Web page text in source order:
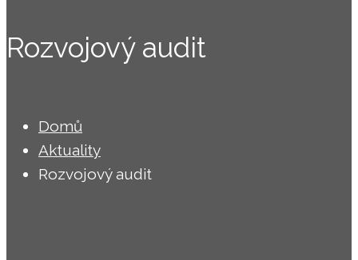
Rozvojový audit
Domů
Aktuality
Rozvojový audit